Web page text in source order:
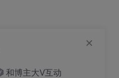
和博主大V互动
×